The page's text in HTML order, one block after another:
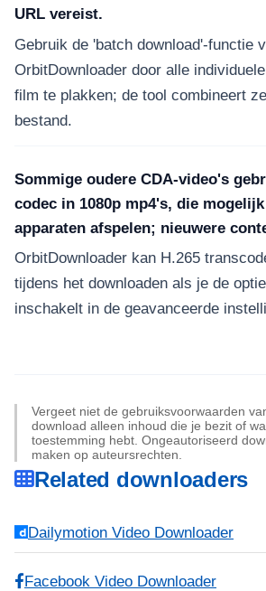
URL vereist.
Gebruik de 'batch download'-functie
OrbitDownloader door alle
film te plakken; de tool combineert
bestand.
Sommige oudere CDA-video's
codec in 1080p mp4's, die
apparaten afspelen; nieuwere
OrbitDownloader kan H.265
tijdens het downloaden als je de
inschakelt in de geavanceerde
Vergeet niet de gebruiksvoorwaarden
download alleen inhoud die je bezit of
toestemming hebt. Ongeautoriseerd
maken op auteursrechten.
Related downloaders
Dailymotion Video Downloader
Facebook Video Downloader